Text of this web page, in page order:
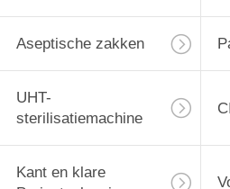
Aseptische zakken
UHT-
sterilisatiemachine
Kant en klare